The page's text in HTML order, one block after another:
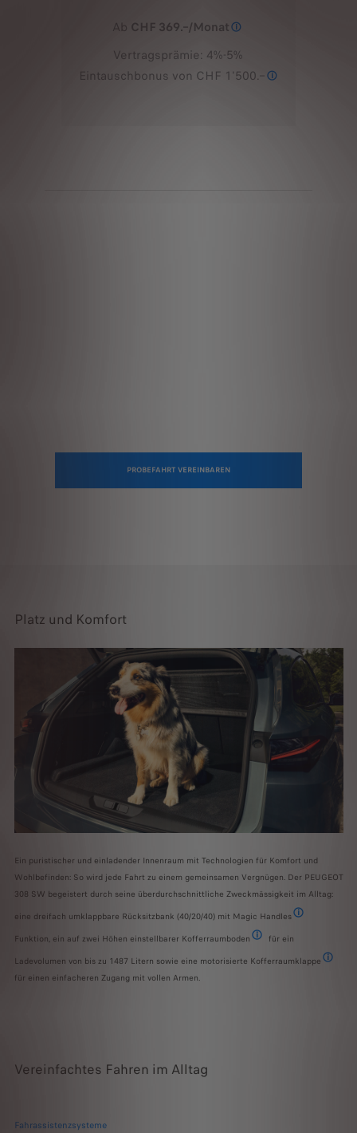
Ab CHF 369.–/Monat
Leasingbeispiel:
Vertragsprämie: 4%-5%
Eintauschbonus von CHF 1'500.–
PROBEFAHRT VEREINBAREN
Platz und Komfort
Ein puristischer und einladender Innenraum mit Technologien für Komfort und
Wohlbefinden: So wird jede Fahrt zu einem gemeinsamen Vergnügen. Der PEUGEOT
308 SW begeistert durch seine überdurchschnittliche Zweckmässigkeit im Alltag:
eine dreifach umklappbare Rücksitzbank (40/20/40) mit Magic Handles
Funktion, ein auf zwei Höhen einstellbarer Kofferraumboden
für ein
Ladevolumen von bis zu 1487 Litern sowie eine motorisierte Kofferraumklappe
für einen einfacheren Zugang mit vollen Armen.
Vereinfachtes Fahren im Alltag
Fahrassistenzsysteme